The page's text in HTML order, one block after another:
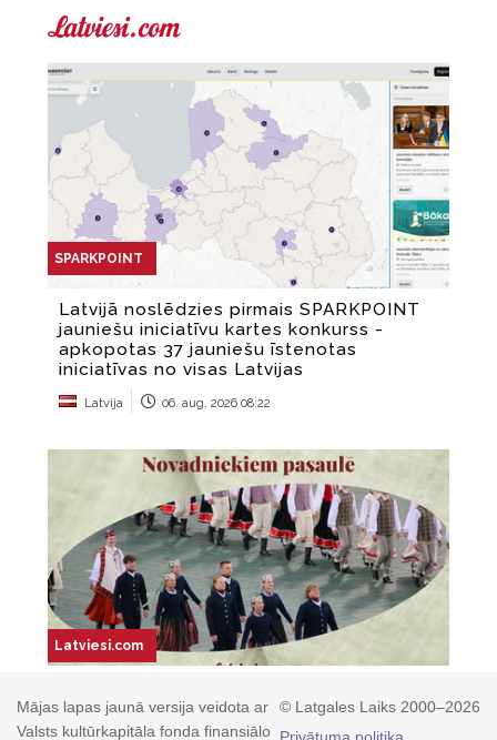
© Latgales Laiks 2000–2026
Mājas lapas jaunā versija veidota ar
Valsts kultūrkapitāla fonda finansiālo